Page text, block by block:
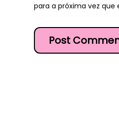
para a próxima vez que